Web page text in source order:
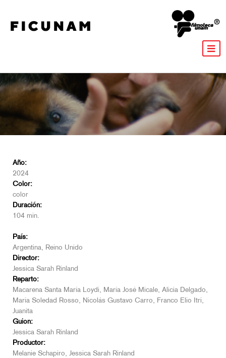
Año:
2024
Color:
color
Duración:
104 min.
País:
Argentina, Reino Unido
Director:
Jessica Sarah Rinland
Reparto:
Macarena Santa María Loydi, María José Micale, Alicia Delgado,
María Soledad Rosso, Nicolás Gustavo Carro, Franco Elio Itri,
Juanita
Guion:
Jessica Sarah Rinland
Productor:
Melanie Schapiro, Jessica Sarah Rinland